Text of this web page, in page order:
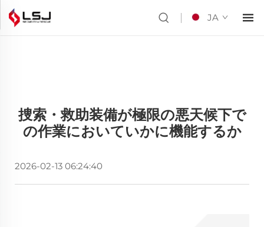
JA
捜索・救助装備が極限の悪天候下で
の作業においていかに機能するか
2026-02-13 06:24:40